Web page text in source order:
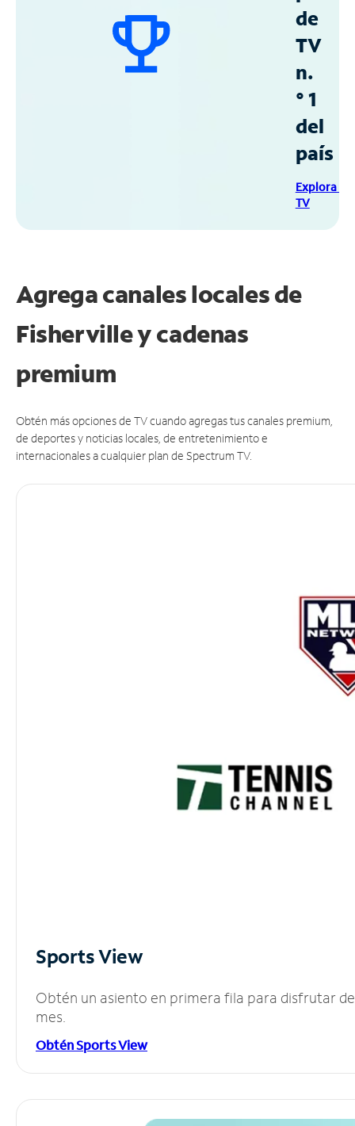
de
TV
n.
° 1
del
país
Explora
TV
Agrega canales locales de
Fisherville y cadenas
premium
Obtén más opciones de TV cuando agregas tus canales premium,
de deportes y noticias locales, de entretenimiento e
internacionales a cualquier plan de Spectrum TV.
Sports View
Obtén un asiento en primera fila para disfrutar
mes.
Obtén Sports View